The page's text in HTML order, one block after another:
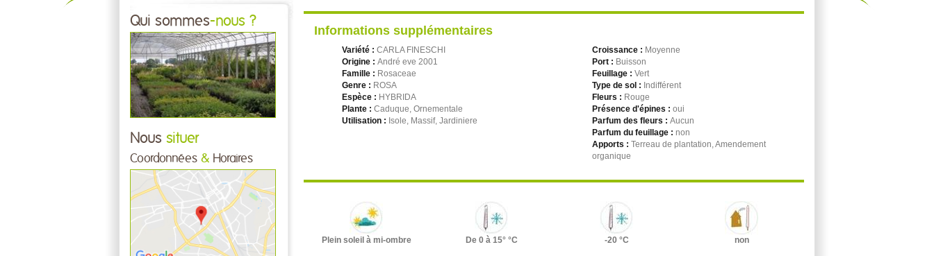
Qui sommes-nous ?
Nous situer
Coordonnées & Horaires
Informations supplémentaires
Variété : CARLA FINESCHI
Origine : André eve 2001
Famille : Rosaceae
Genre : ROSA
Espèce : HYBRIDA
Plante : Caduque, Ornementale
Utilisation : Isole, Massif, Jardiniere
Croissance : Moyenne
Port : Buisson
Feuillage : Vert
Type de sol : Indifférent
Fleurs : Rouge
Présence d'épines : oui
Parfum des fleurs : Aucun
Parfum du feuillage : non
Apports : Terreau de plantation, Amendement
organique
Plein soleil à mi-ombre De 0 à 15° °C -20 °C non